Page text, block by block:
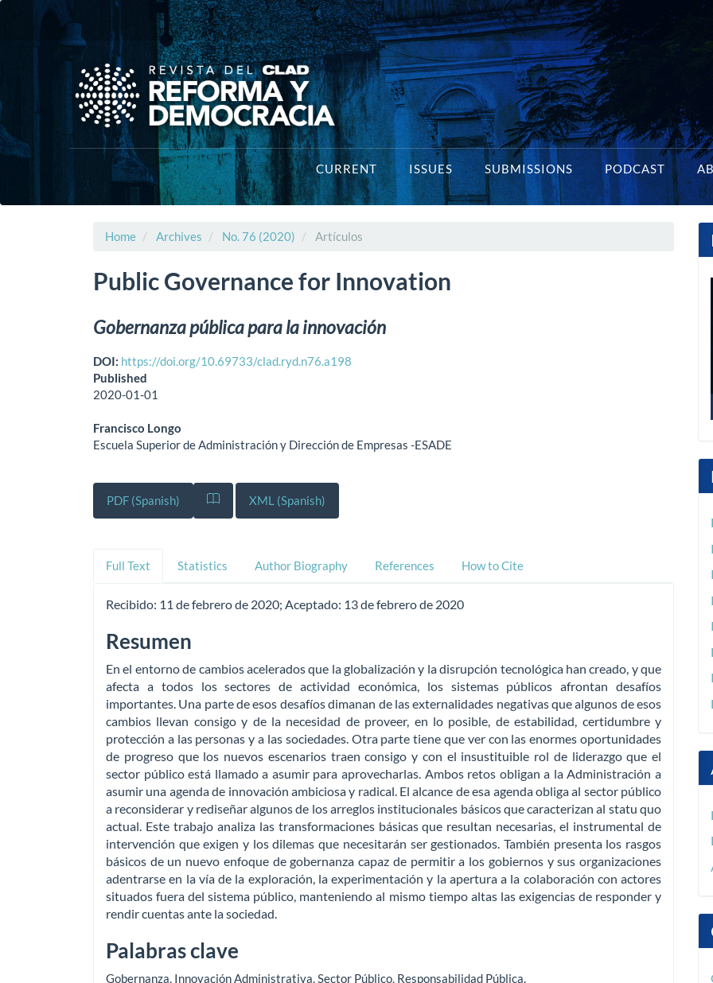
Main
Navigation
Main
CURRENT ISSUES SUBMISSIONS PODCAST
Home Archives No. 76 (2020) Artículos
Public Governance for Innovation
Gobernanza pública para la innovación
DOI: https://doi.org/10.69733/clad.ryd.n76.a198
Published
2020-01-01
Francisco Longo
Escuela Superior de Administración y Dirección de Empresas -ESADE
PDF (Spanish) XML (Spanish)
Full Text Statistics Author Biography References How to Cite
Recibido: 11 de febrero de 2020; Aceptado: 13 de febrero de 2020
Resumen
En el entorno de cambios acelerados que la globalización y la disrupción tecnológica han creado, y que
afecta a todos los sectores de actividad económica, los sistemas públicos afrontan desafíos
importantes. Una parte de esos desafíos dimanan de las externalidades negativas que algunos de esos
cambios llevan consigo y de la necesidad de proveer, en lo posible, de estabilidad, certidumbre y
protección a las personas y a las sociedades. Otra parte tiene que ver con las enormes oportunidades
de progreso que los nuevos escenarios traen consigo y con el insustituible rol de liderazgo que el
sector público está llamado a asumir para aprovecharlas. Ambos retos obligan a la Administración a
asumir una agenda de innovación ambiciosa y radical. El alcance de esa agenda obliga al sector público
a reconsiderar y rediseñar algunos de los arreglos institucionales básicos que caracterizan al statu quo
actual. Este trabajo analiza las transformaciones básicas que resultan necesarias, el instrumental de
intervención que exigen y los dilemas que necesitarán ser gestionados. También presenta los rasgos
básicos de un nuevo enfoque de gobernanza capaz de permitir a los gobiernos y sus organizaciones
adentrarse en la vía de la exploración, la experimentación y la apertura a la colaboración con actores
situados fuera del sistema público, manteniendo al mismo tiempo altas las exigencias de responder y
rendir cuentas ante la sociedad.
Palabras clave
Gobernanza, Innovación Administrativa,Sector Público, Responsabilidad Pública.